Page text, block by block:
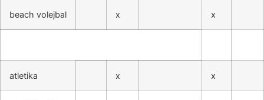
beach volejbal x x
atletika x x